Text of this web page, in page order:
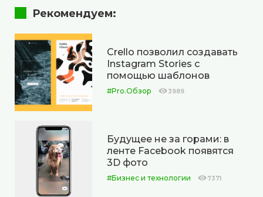
Рекомендуем:
Crello позволил создавать
Instagram Stories с
помощью шаблонов
#Pro.Обзор 3989
Будущее не за горами: в
ленте Facebook появятся
3D фото
#Бизнес и технологии 7371